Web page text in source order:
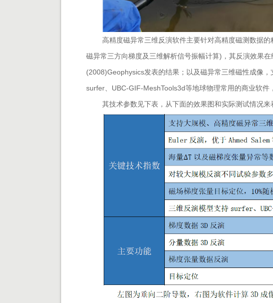
高精度磁异常三维反演软件主要针对高精度磁测数据
磁异常三方向梯度及三维解析信号振幅计算)，其反演效果
(2008)Geophysics发表的结果；以及磁异常三维磁性成像
surfer、UBC-GIF-MeshTools3d等地球物理常用的商业软件
其技术参数见下表，从下面的效果图和实际测试情况来